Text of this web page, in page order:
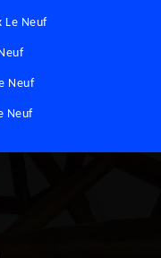
Le Neuf
Neuf
Neuf